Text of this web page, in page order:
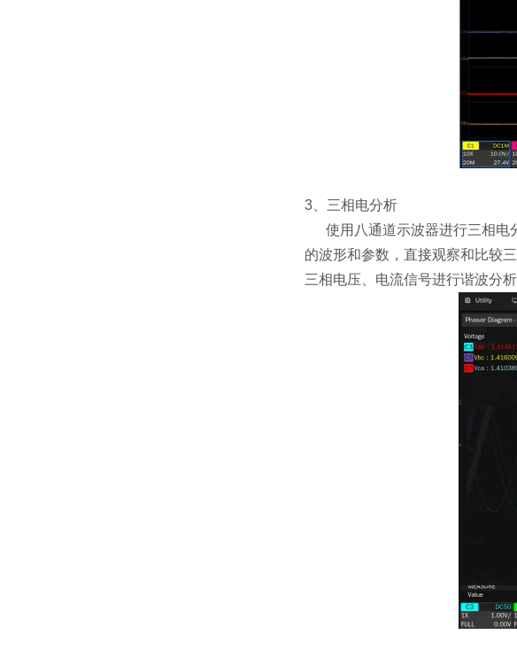
3、三相电分析
使用八通道示波器进行三相电
的波形和参数，直接观察和比较
三相电压、电流信号进行谐波分